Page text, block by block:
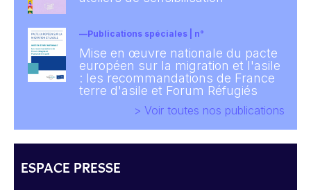
Publications spéciales | n°
Mise en œuvre nationale du pacte
européen sur la migration et l'asile
: les recommandations de France
terre d'asile et Forum Réfugiés
> Voir toutes nos publications
ESPACE PRESSE